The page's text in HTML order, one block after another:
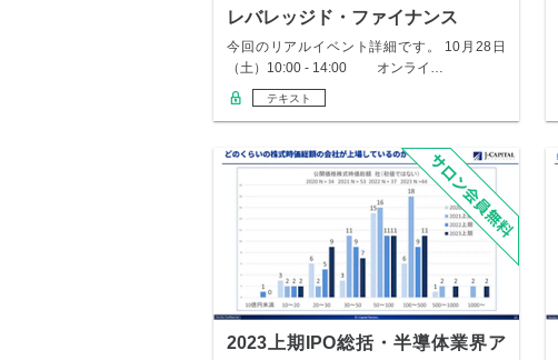
レバレッジド・ファイナンス
今回のリアルイベント詳細です。 10月28日
（土）10:00 - 14:00 オンライ…
テキスト
2023上期IPO総括・半導体業界ア